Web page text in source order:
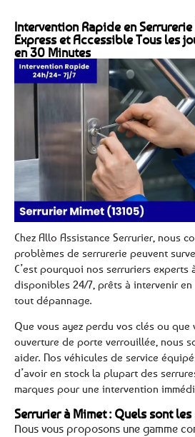
Intervention Rapide en
Express et Accessible Tous les
en 30 Minutes
Chez Allo Assistance Serrurier, nous
problèmes de serrurerie peuvent
C’est pourquoi nos serruriers experts
disponibles 24/7, prêts à intervenir
tout dépannage.
Que vous ayez perdu vos clés ou que
ouverture de porte verrouillée, nous
aider. Nos véhicules de service
d’avoir en stock la plupart des
marques pour une intervention
Serrurier à Mimet : Quels sont
Nous vous proposons une gamme